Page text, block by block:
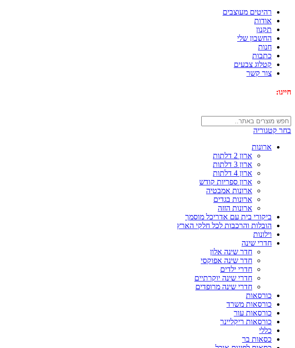
רהיטים מעוצבים
אודות
תקנון
החשבון שלי
חנות
כתבות
קטלוג צבעים
צור קשר
חייגו:
בחר קטגוריה
ארונות
ארון 2 דלתות
ארון 3 דלתות
ארון 4 דלתות
ארון ספריות קודש
ארונות אמבטיה
ארונות בגדים
ארונות הזזה
ביקורי בית עם אדריכל מוסמך
הובלות והרכבות לכל חלקי הארץ
וילונות
חדרי שינה
חדר שינה אלון
חדר שינה אפוקסי
חדרי ילדים
חדרי שינה יוקרתיים
חדרי שינה מרופדים
כורסאות
כורסאות משרד
כורסאות עור
כורסאות ריקליינר
כללי
כסאות בר